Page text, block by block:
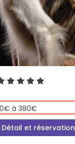
à 380€
Détail et réservation